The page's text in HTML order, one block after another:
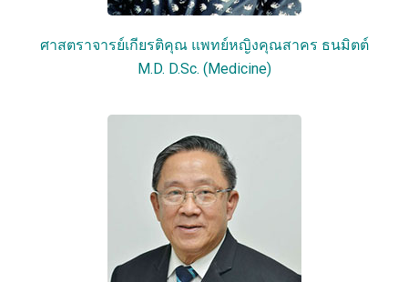
ศาสตราจารย์เกียรติคุณ แพทย์หญิงคุณสาคร ธนมิตต์
M.D. D.Sc. (Medicine)